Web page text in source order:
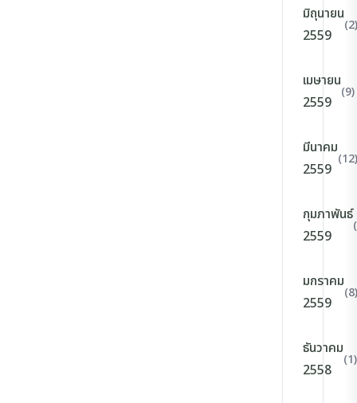
มิถุนายน
2559
(2)
เมษายน
2559
(9)
มีนาคม
2559
(12)
กุมภาพันธ์
2559
มกราคม
2559
(8)
ธันวาคม
2558
(1)